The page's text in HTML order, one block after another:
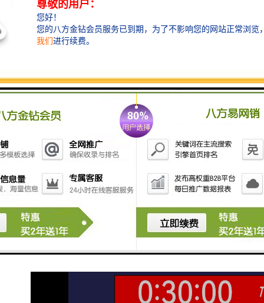
5. **规则设置**：根据不同比赛项目的规则设置计时和
记分方式，支持多种类型的赛事。
6. **裁判管理**：提供裁判员的管理功能，记录和处理
7. **赛事历史记录**：保存比赛历史数据，方便以后查
询和对比。
8. **多平台支持**：支持手机、电脑等多种设备上操作
和查看，扩大赛事的覆盖范围。
9. **用户权限管理**：根据不同用户角色（如裁判、计
10. **安全与稳定性**：确保系统的安全性和稳定性，避
这些功能能够有效提升赛事组织的效率和观众的观赛体
验。